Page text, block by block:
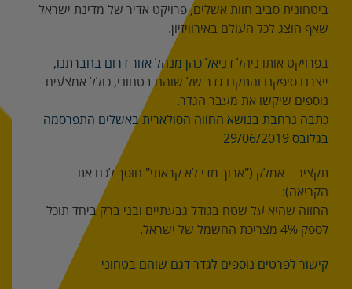
ביטחונית סביב חוות אשלים, פרויקט אדיר של מדינת ישראל
שאף הוצג לכל העולם באירוויזיון.
בפרויקט אותו ניהל דניאל כהן מנהל אזור דרום בחברתנו,
ייצרנו סיפקנו והתקנו גדר של שוהם בטחוני, כולל אמצעים
נוספים שיקשו את מעבר הגדר.
כתבה נרחבת בנושא החווה הסולארית באשלים התפרסמה
בגלובס 29/06/2019
תקציר – אמלק ("ארוך מדי לא קראתי" חוסך לכם את
הקריאה):
החווה שהיא על שטח בגודל גבעתיים ובני ברק ביחד תוכל
לספק 4% מצריכת החשמל של ישראל.
קישור לפרטים נוספים לגדר דגם שוהם בטחוני